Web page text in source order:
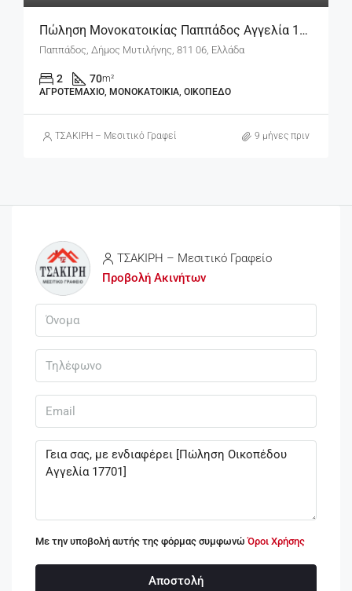
Πώληση Μονοκατοικίας Παππάδος Αγγελία 17502
Παππάδος, Δήμος Μυτιλήνης, 811 06, Ελλάδα
2 70m²
ΑΓΡΟΤΕΜΆΧΙΟ, ΜΟΝΟΚΑΤΟΙΚΊΑ, ΟΙΚΌΠΕΔΟ
ΤΣΑΚΙΡΗ – Μεσιτικό Γραφείο 9 μήνες πριν
ΤΣΑΚΙΡΗ – Μεσιτικό Γραφείο
Προβολή Ακινήτων
Με την υποβολή αυτής της φόρμας συμφωνώΌροι Χρήσης
Αποστολή